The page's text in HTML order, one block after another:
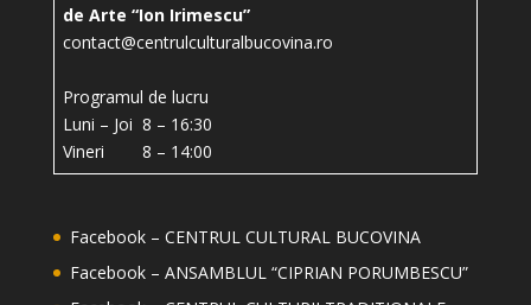
de Arte “Ion Irimescu”
contact@centrulculturalbucovina.ro
Programul de lucru
Luni – Joi 8 – 16:30
Vineri 8 – 14:00
Facebook – CENTRUL CULTURAL BUCOVINA
Facebook – ANSAMBLUL “CIPRIAN PORUMBESCU”